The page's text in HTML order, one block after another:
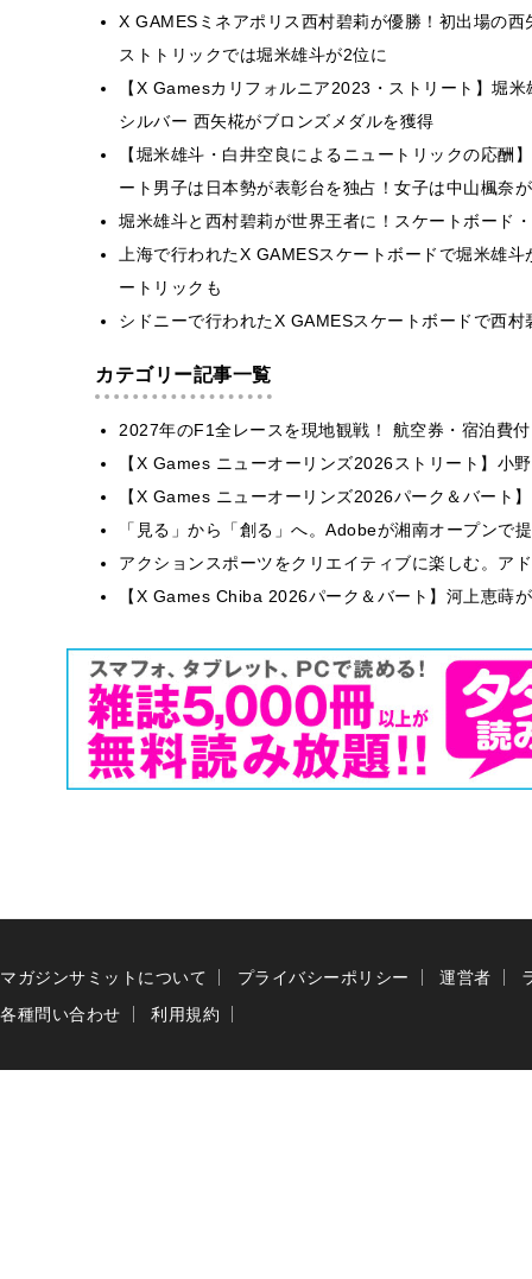
X GAMESミネアポリス西村碧莉が優勝！初出場の
ストトリックでは堀米雄斗が2位に
【X Gamesカリフォルニア2023・ストリート】堀
シルバー 西矢椛がブロンズメダルを獲得
【堀米雄斗・白井空良によるニュートリックの応
ート男子は日本勢が表彰台を独占！女子は中山楓奈
堀米雄斗と西村碧莉が世界王者に！スケートボード
上海で行われたX GAMESスケートボードで堀米雄
ートリックも
シドニーで行われたX GAMESスケートボードで西村
カテゴリー記事一覧
2027年のF1全レースを現地観戦！ 航空券・宿泊費
【X Games ニューオーリンズ2026ストリート】小
【X Games ニューオーリンズ2026パーク＆バート
「見る」から「創る」へ。Adobeが湘南オープンで
アクションスポーツをクリエイティブに楽しむ。ア
【X Games Chiba 2026パーク＆バート】河上恵蒔
マガジンサミットについて プライバシーポリシー 運営者
各種問い合わせ
利用規約